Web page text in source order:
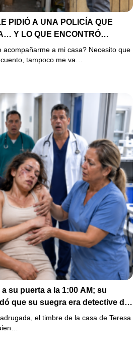
PIDIÓ A UNA POLICÍA QUE
Y LO QUE ENCONTRÓ
LE CREÍAa mi casa? Necesito que
tampoco me va…
su puerta a la 1:00 AM; su
que su suegra era detective de
el timbre de la casa de Teresa